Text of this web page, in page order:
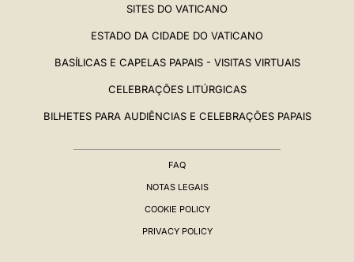
SITES DO VATICANO
ESTADO DA CIDADE DO VATICANO
BASÍLICAS E CAPELAS PAPAIS - VISITAS VIRTUAIS
CELEBRAÇÕES LITÚRGICAS
BILHETES PARA AUDIÊNCIAS E CELEBRAÇÕES PAPAIS
FAQ
NOTAS LEGAIS
COOKIE POLICY
PRIVACY POLICY